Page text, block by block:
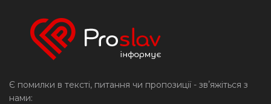
Є помилки в тексті, питання чи пропозиції - звʼяжіться з
нами: